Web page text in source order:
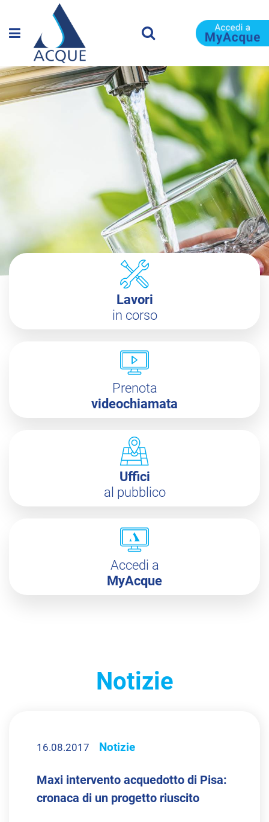
Lavori
in corso
Prenota
videochiamata
Uffici
al pubblico
Accedi a
MyAcque
Notizie
16.08.2017 Notizie
Maxi intervento acquedotto di Pisa:
cronaca di un progetto riuscito